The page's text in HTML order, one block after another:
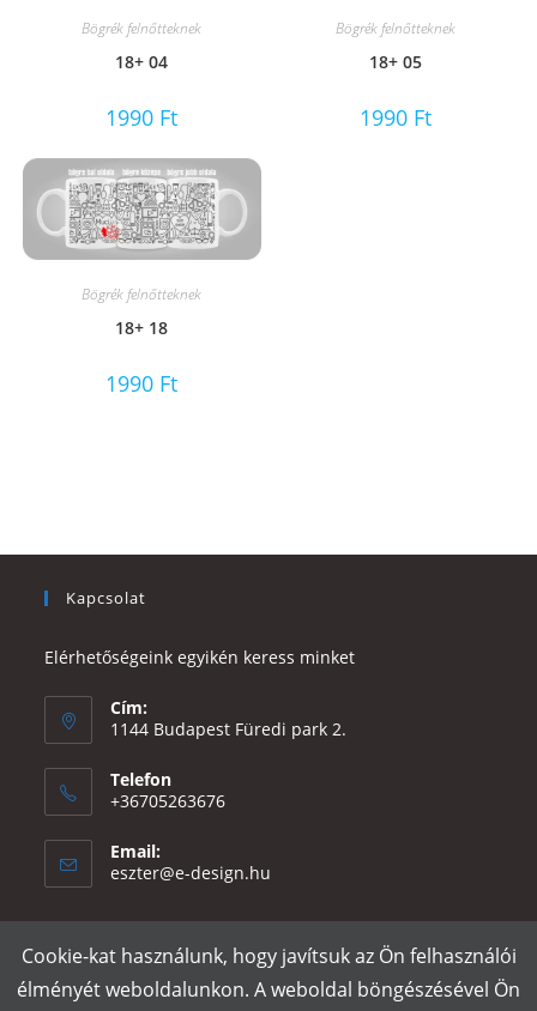
Bögrék felnőtteknek
18+ 04
1990 Ft
Bögrék felnőtteknek
18+ 05
1990 Ft
Bögrék felnőtteknek
18+ 18
1990 Ft
Kapcsolat
Elérhetőségeink egyikén keress minket
Cím:
1144 Budapest Füredi park 2.
Telefon
+36705263676
Email:
eszter@e-design.hu
Rólunk Szállítás és fizetés Adatvédelmi tájékoztató
ÁSZF
Cookie-kat használunk, hogy javítsuk az Ön felhasználói
élményét weboldalunkon. A weboldal böngészésével Ön